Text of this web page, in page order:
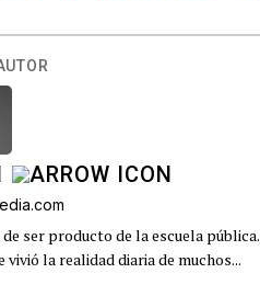
ser producto de la escuela pública.
la realidad diaria de muchos...